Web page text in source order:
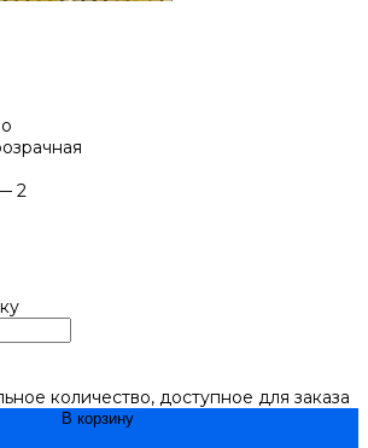
2
количество, доступное для заказа
В корзину